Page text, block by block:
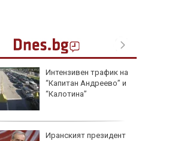
Интензивен трафик на
“Капитан Андреево” и
“Калотина”
Иранският президент